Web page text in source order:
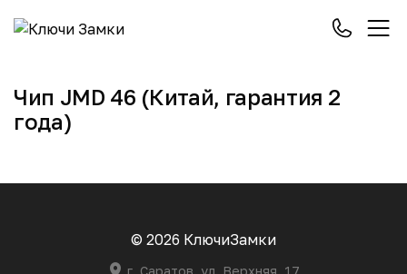
Чип JMD 46 (Китай, гарантия 2
года)
© 2026 КлючиЗамки
г. Саратов, ул. Верхняя, 17